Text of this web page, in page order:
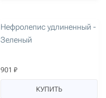
Нефролепис удлиненный -
Зеленый
901 ₽
КУПИТЬ